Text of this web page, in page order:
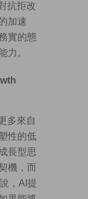
抗拒改
加速
實的態
力。
多來自
性的低
長型思
機，而
，AI提